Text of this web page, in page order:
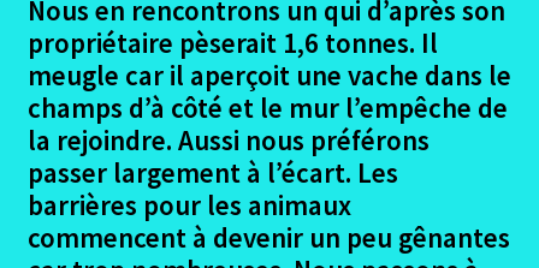
Livignac – Cajarc
Cajarc – La Roziere
La Roziere – Moissac
Moissac – Condom
Nous en rencontrons un qui d’après son
propriétaire pèserait 1,6 tonnes. Il
meugle car il aperçoit une vache dans le
champs d’à côté et le mur l’empêche de
la rejoindre. Aussi nous préférons
passer largement à l’écart. Les
barrières pour les animaux
commencent à devenir un peu gênantes